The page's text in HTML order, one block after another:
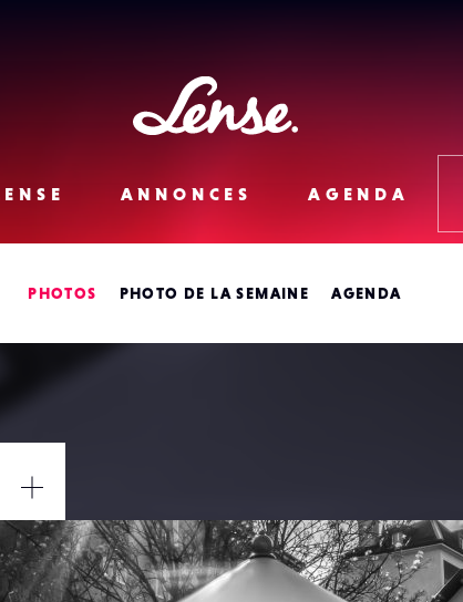
Lense
ANNONCES AGENDA
PHOTOS PHOTO DE LA SEMAINE AGENDA
/
Fermer